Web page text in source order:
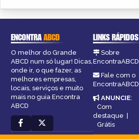
ENCONTRAABCD
O melhor do Grande
ABCD num só lugar! Dicas,
onde ir, o que fazer, as
melhores empresas,
locais, serviços e muito
mais no guia Encontra
ABCD
LINKS RÁPIDOS
Sobre
EncontraABCD
Fale com o
EncontraABCD
ANUNCIE:
Com
destaque |
Grátis